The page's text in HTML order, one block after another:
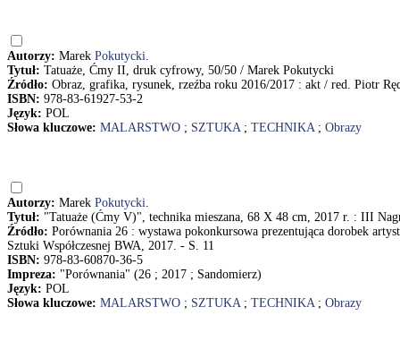
Autorzy: Marek Pokutycki.
Tytuł: Tatuaże, Ćmy II, druk cyfrowy, 50/50 / Marek Pokutycki
Źródło: Obraz, grafika, rysunek, rzeźba roku 2016/2017 : akt / red. Piotr
ISBN: 978-83-61927-53-2
Język: POL
Słowa kluczowe: MALARSTWO ; SZTUKA; TECHNIKA; Obrazy
Autorzy: Marek Pokutycki.
Tytuł: "Tatuaże (Ćmy V)", technika mieszana, 68 X 48 cm, 2017 r. : III
Źródło: Porównania 26 : wystawa pokonkursowa prezentująca dorobek
Sztuki Współczesnej BWA, 2017. - S. 11
ISBN: 978-83-60870-36-5
Impreza: "Porównania" (26 ; 2017 ; Sandomierz)
Język: POL
Słowa kluczowe: MALARSTWO ; SZTUKA; TECHNIKA; Obrazy